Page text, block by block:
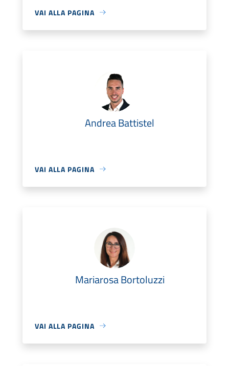
VAI ALLA PAGINA
Andrea Battistel
VAI ALLA PAGINA
Mariarosa Bortoluzzi
VAI ALLA PAGINA